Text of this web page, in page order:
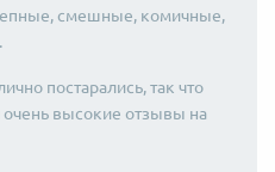
смешные, комичные,
постарались, так что
высокие отзывы на